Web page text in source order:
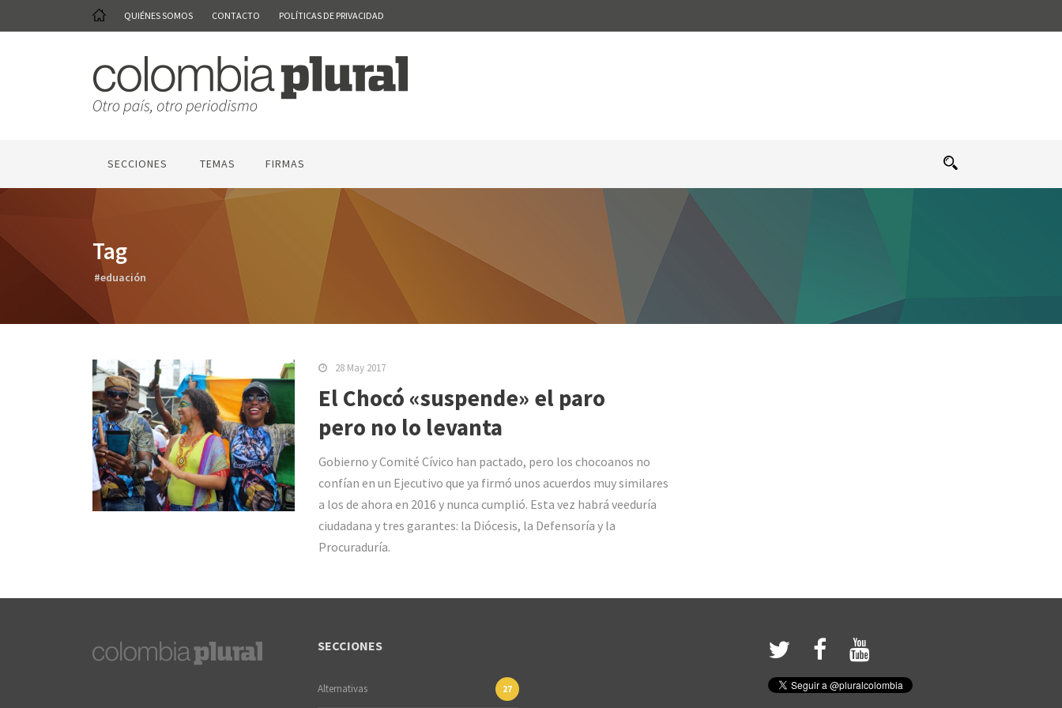
QUIÉNES SOMOS CONTACTO POLÍTICAS DE PRIVACIDAD
SECCIONES TEMAS FIRMAS
Tag
#eduación
28 May 2017
El Chocó «suspende» el paro
pero no lo levanta
Gobierno y Comité Cívico han pactado, pero los chocoanos no
confían en un Ejecutivo que ya firmó unos acuerdos muy similares
a los de ahora en 2016 y nunca cumplió. Esta vez habrá veeduría
ciudadana y tres garantes: la Diócesis, la Defensoría y la
Procuraduría.
SECCIONES
Alternativas 27